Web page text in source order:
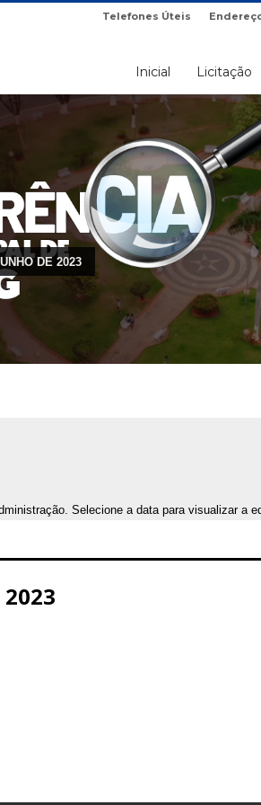
Telefones Úteis
Inicial Licitação
DE 2023
Selecione a data para visualizar a